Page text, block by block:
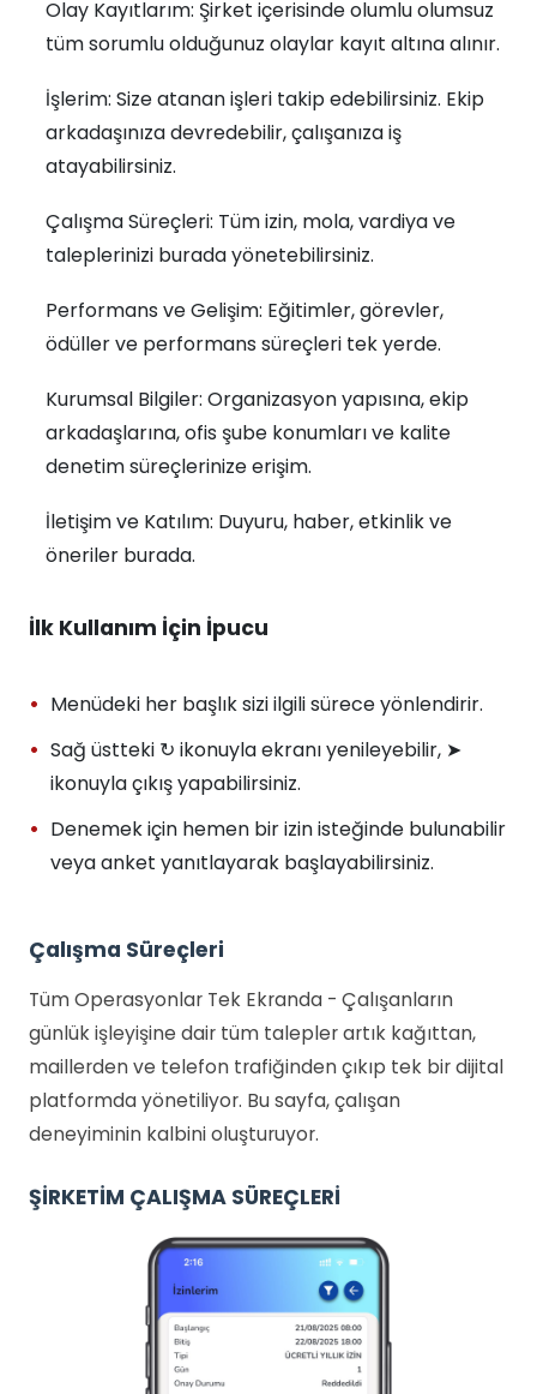
Olay Kayıtlarım: Şirket içerisinde olumlu olumsuz
tüm sorumlu olduğunuz olaylar kayıt altına alınır.
İşlerim: Size atanan işleri takip edebilirsiniz. Ekip
arkadaşınıza devredebilir, çalışanıza iş
atayabilirsiniz.
Çalışma Süreçleri: Tüm izin, mola, vardiya ve
taleplerinizi burada yönetebilirsiniz.
Performans ve Gelişim: Eğitimler, görevler,
ödüller ve performans süreçleri tek yerde.
Kurumsal Bilgiler: Organizasyon yapısına, ekip
arkadaşlarına, ofis şube konumları ve kalite
denetim süreçlerinize erişim.
İletişim ve Katılım: Duyuru, haber, etkinlik ve
öneriler burada.
İlk Kullanım İçin İpucu
Menüdeki her başlık sizi ilgili sürece yönlendirir.
Sağ üstteki ↻ ikonuyla ekranı yenileyebilir, ➤
ikonuyla çıkış yapabilirsiniz.
Denemek için hemen bir izin isteğinde bulunabilir
veya anket yanıtlayarak başlayabilirsiniz.
Çalışma Süreçleri
Tüm Operasyonlar Tek Ekranda - Çalışanların
günlük işleyişine dair tüm talepler artık kağıttan,
maillerden ve telefon trafiğinden çıkıp tek bir dijital
platformda yönetiliyor. Bu sayfa, çalışan
deneyiminin kalbini oluşturuyor.
ŞİRKETİM ÇALIŞMA SÜREÇLERİ